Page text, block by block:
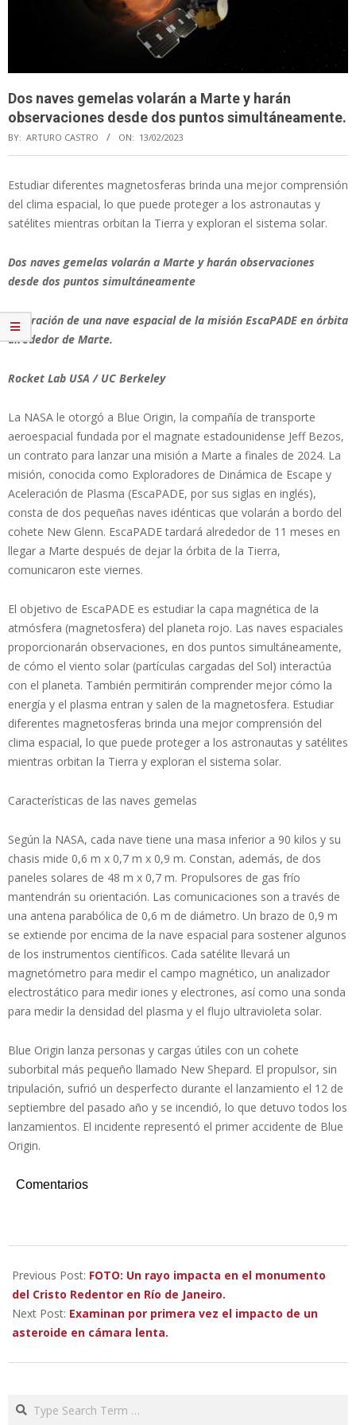
Dos naves gemelas volarán a Marte y harán
observaciones desde dos puntos simultáneamente.
BY: ARTURO CASTRO ON: 13/02/2023
Estudiar diferentes magnetosferas brinda una mejor comprensión
del clima espacial, lo que puede proteger a los astronautas y
satélites mientras orbitan la Tierra y exploran el sistema solar.
Dos naves gemelas volarán a Marte y harán observaciones
desde dos puntos simultáneamente
Ilustración de una nave espacial de la misión EscaPADE en órbita
alrededor de Marte.
Rocket Lab USA / UC Berkeley
La NASA le otorgó a Blue Origin, la compañía de transporte
aeroespacial fundada por el magnate estadounidense Jeff Bezos,
un contrato para lanzar una misión a Marte a finales de 2024. La
misión, conocida como Exploradores de Dinámica de Escape y
Aceleración de Plasma (EscaPADE, por sus siglas en inglés),
consta de dos pequeñas naves idénticas que volarán a bordo del
cohete New Glenn. EscaPADE tardará alrededor de 11 meses en
llegar a Marte después de dejar la órbita de la Tierra,
comunicaron este viernes.
El objetivo de EscaPADE es estudiar la capa magnética de la
atmósfera (magnetosfera) del planeta rojo. Las naves espaciales
proporcionarán observaciones, en dos puntos simultáneamente,
de cómo el viento solar (partículas cargadas del Sol) interactúa
con el planeta. También permitirán comprender mejor cómo la
energía y el plasma entran y salen de la magnetosfera. Estudiar
diferentes magnetosferas brinda una mejor comprensión del
clima espacial, lo que puede proteger a los astronautas y satélites
mientras orbitan la Tierra y exploran el sistema solar.
Características de las naves gemelas
Según la NASA, cada nave tiene una masa inferior a 90 kilos y su
chasis mide 0,6 m x 0,7 m x 0,9 m. Constan, además, de dos
paneles solares de 48 m x 0,7 m. Propulsores de gas frío
mantendrán su orientación. Las comunicaciones son a través de
una antena parabólica de 0,6 m de diámetro. Un brazo de 0,9 m
se extiende por encima de la nave espacial para sostener algunos
de los instrumentos científicos. Cada satélite llevará un
magnetómetro para medir el campo magnético, un analizador
electrostático para medir iones y electrones, así como una sonda
para medir la densidad del plasma y el flujo ultravioleta solar.
Blue Origin lanza personas y cargas útiles con un cohete
suborbital más pequeño llamado New Shepard. El propulsor, sin
tripulación, sufrió un desperfecto durante el lanzamiento el 12 de
septiembre del pasado año y se incendió, lo que detuvo todos los
lanzamientos. El incidente representó el primer accidente de Blue
Origin.
Comentarios
02-
13
Previous Post: FOTO: Un rayo impacta en el monumento
del Cristo Redentor en Río de Janeiro.
Next Post: Examinan por primera vez el impacto de un
asteroide en cámara lenta.
Search